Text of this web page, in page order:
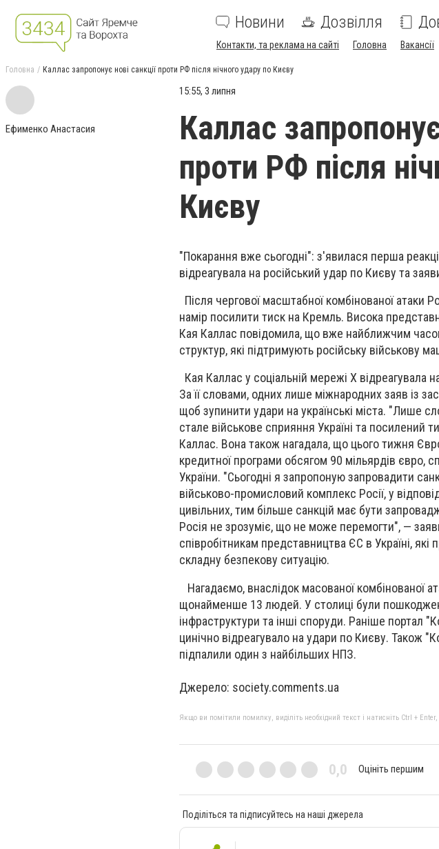
Новини Дозвілля
Контакти, та реклама на сайті Головна Вакансії
Головна Каллас запропонує нові санкції проти РФ після нічного удару по Києву
Ефименко Анастасия
15:55, 3 липня
Каллас
проти РФ після
Києву
"Покарання вже сьогодні": з'явилася перша
відреагувала на російський удар по Києву та
Після чергової масштабної комбінованої
намір посилити тиск на Кремль. Висока
Кая Каллас повідомила, що вже найближчим
структур, які підтримують російську військову
Кая Каллас у соціальній мережі X відреагувала
За її словами, одних лише міжнародних заяв із
щоб зупинити удари на українські міста. "Лише
стале військове сприяння Україні та
Каллас. Вона також нагадала, що цього тижня
кредитної програми обсягом 90 мільярдів євро,
України. "Сьогодні я запропоную запровадити
військово-промисловий комплекс Росії, у
цивільних, тим більше санкцій має бути
Росія не зрозуміє, що не може перемогти", —
співробітникам представництва ЄС в Україні,
складну безпекову ситуацію.
Нагадаємо, внаслідок масованої комбінованої
щонайменше 13 людей. У столиці були
інфраструктури та інші споруди. Раніше портал
цинічно відреагувало на удари по Києву. Також
підпалили один з найбільших НПЗ.
Джерело: society.comments.ua
Якщо ви помітили помилку, виділіть необхідний текст і натисніть Ctrl +
0,0 Оцініть першим
Поділіться та підписуйтесь на наші джерела